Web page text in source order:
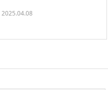
2025.04.08